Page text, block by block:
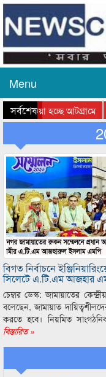
Menu
সর্বশেষ
যাওয়া হচ্ছে আটগ্রামে
বিগত নির্বাচনে
সিলেটে এ.টি.এম আজহার
চেম্বার ডেস্ক: জামায়াতের
বলেছেন, জামায়াত
করতে হবে। নিয়মিত
বিস্তারিত »